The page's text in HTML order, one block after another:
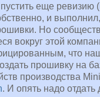
еще ревизию
и
Но
вокруг этой
что
прошивку на
производства
. И опять надо отдать